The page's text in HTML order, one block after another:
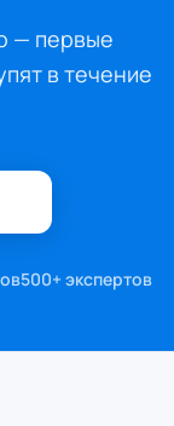
— первые
в течение
500+ экспертов